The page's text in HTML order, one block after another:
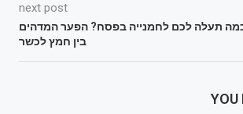
next post
תעלה לכם לחמנייה בפסח? הפער המדהים
בין חמץ לכשר
YOU